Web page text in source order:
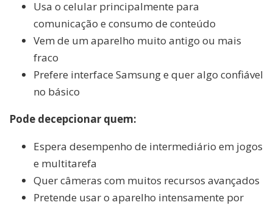
Usa o celular principalmente para
comunicação e consumo de conteúdo
Vem de um aparelho muito antigo ou mais
fraco
Prefere interface Samsung e quer algo confiável
no básico
Pode decepcionar quem:
Espera desempenho de intermediário em jogos
e multitarefa
Quer câmeras com muitos recursos avançados
Pretende usar o aparelho intensamente por